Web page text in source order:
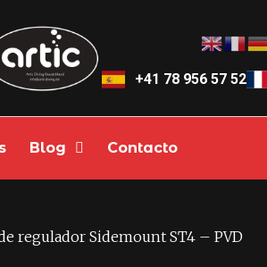
+41 78 956 57 52
Blog Contacto
regulador Sidemount ST4 – PVD